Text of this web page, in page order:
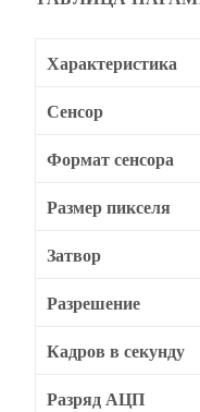
Характеристика
Сенсор
Формат сенсора
Размер пикселя
Затвор
Разрешение
Кадров в секунду
Разряд АЦП